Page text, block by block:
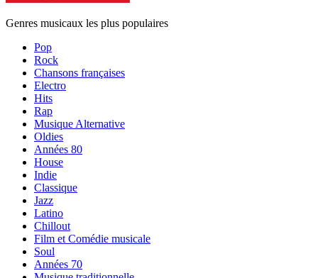
Genres musicaux les plus populaires
Pop
Rock
Chansons françaises
Electro
Hits
Rap
Musique Alternative
Oldies
Années 80
House
Indie
Classique
Jazz
Latino
Chillout
Film et Comédie musicale
Soul
Années 70